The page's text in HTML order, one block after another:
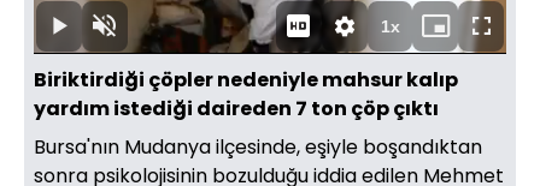
OynatSesi
Aç
Süre
1.41%
1xOynatma
Hızı
Mini
oynatıcı
Tam
Ekran
Biriktirdiği çöpler nedeniyle mahsur kalıp
yardım istediği daireden 7 ton çöp çıktı
Bursa'nın Mudanya ilçesinde, eşiyle boşandıktan
sonra psikolojisinin bozulduğu iddia edilen Mehmet